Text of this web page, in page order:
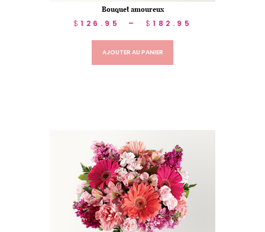
Bouquet amoureux
$126.95 – $182.95
AJOUTER AU PANIER